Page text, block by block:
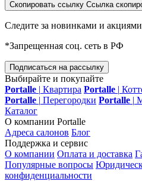
Скопировать ссылку Ссылка
Следите за новинками и акциями
*Запрещенная соц. сеть в РФ
Подписаться на рассылку
Выбирайте и покупайте
Portalle | Квартира Portalle |
Portalle | Перегородки Portalle |
Каталог
О компании Portalle
Адреса салонов Блог
Поддержка и сервис
О компании Оплата и доставка
Популярные вопросы
конфиденциальности